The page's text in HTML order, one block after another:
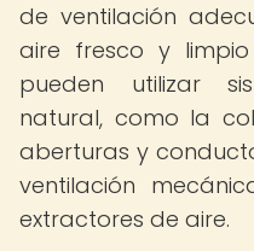
de ventilación
aire fresco y
pueden utilizar
natural, como la
aberturas y
ventilación
extractores de aire.